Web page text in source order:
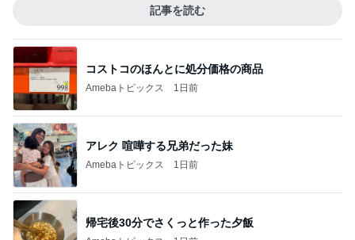
記事を読む
コストコのほんとに処分価格の商品
Amebaトピックス 1日前
アレク 喧嘩する兄弟だった妹
Amebaトピックス 1日前
帰宅後30分でさくっと作った夕飯